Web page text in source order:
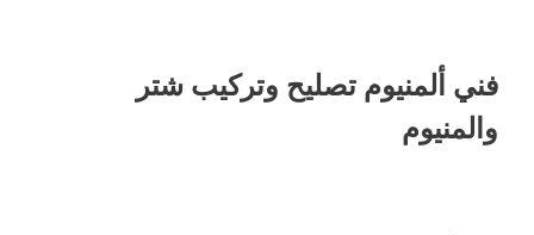
فني ألمنيوم تصليح وتركيب شتر
والمنيوم